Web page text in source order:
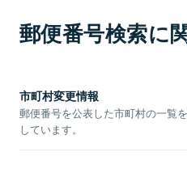
郵便番号検索に
市町村変更情報
郵便番号を公表した市町村の一覧
しています。